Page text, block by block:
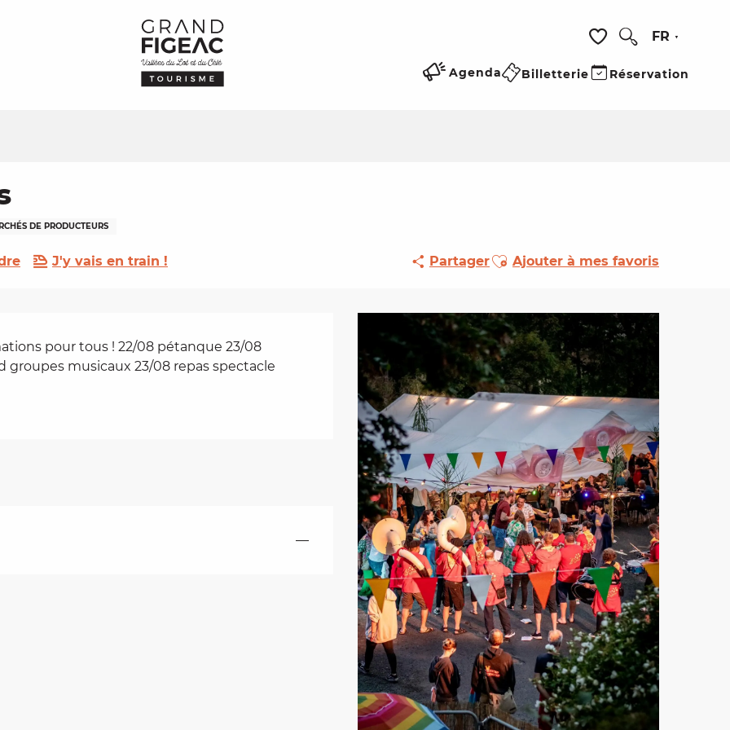
Voir les favoris
FR
Agenda Billetterie Réservation
DE PRODUCTEURS
J'y vais en train ! PartagerAjouter aux favoris
Ajouter à mes favoris
pour tous ! 22/08 pétanque 23/08
musicaux 23/08 repas spectacle
—